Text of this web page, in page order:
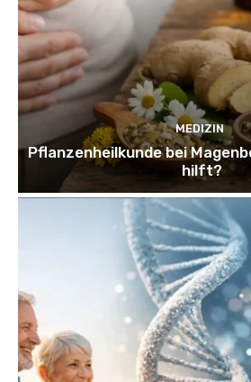
MEDIZIN
Pflanzenheilkunde bei
hilft?